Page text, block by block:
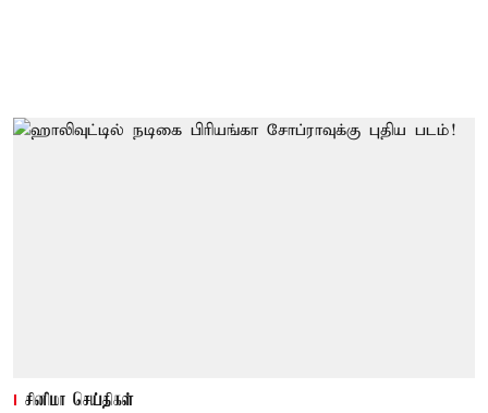
சினிமா செய்திகள்